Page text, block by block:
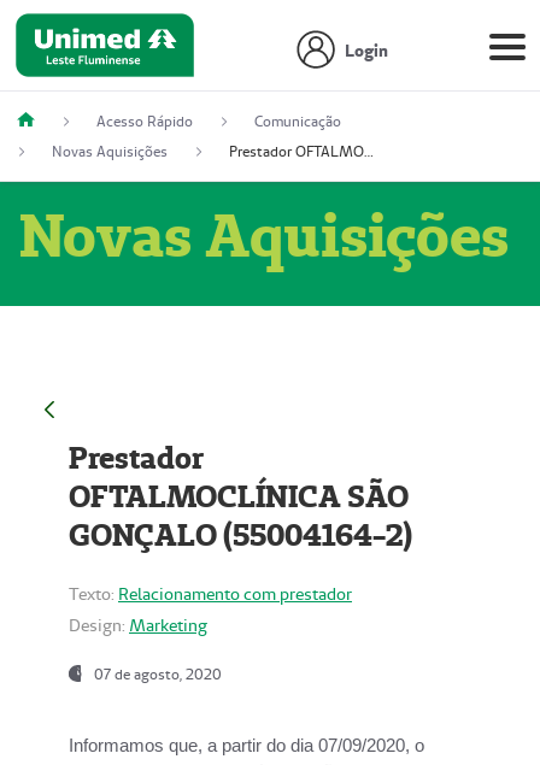
Login
Acesso Rápido
Comunicação
Novas Aquisições
Prestador OFTALMOCLÍNICA SÃO GONÇALO (55004164-2)
Novas Aquisições
Prestador
OFTALMOCLÍNICA SÃO
GONÇALO (55004164-2)
Texto: Relacionamento com prestador
Design: Marketing
07 de agosto, 2020
Informamos que, a partir do dia07/09/2020, o